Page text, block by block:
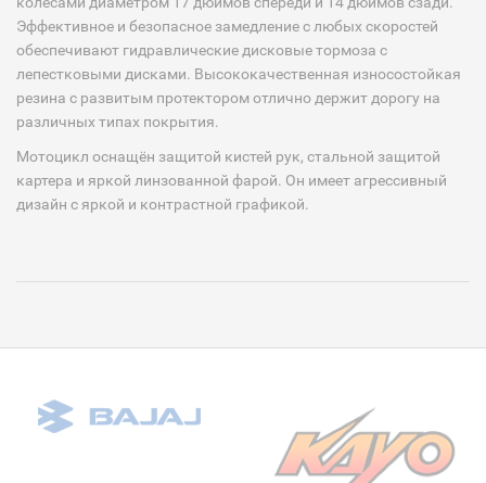
Эффективное и безопасное замедление с любых скоростей
обеспечивают гидравлические дисковые тормоза с
лепестковыми дисками. Высококачественная износостойкая
резина с развитым протектором отлично держит дорогу на
различных типах покрытия.
Мотоцикл оснащён защитой кистей рук, стальной защитой
картера и яркой линзованной фарой. Он имеет агрессивный
дизайн с яркой и контрастной графикой.